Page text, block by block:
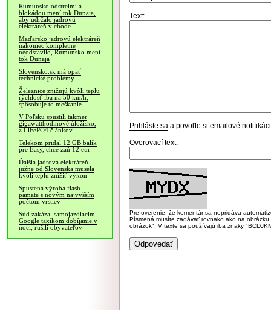
Rumunsko odstrelmi a
blokádou mení tok Dunaja,
aby udržalo jadrovú
elektráreň v chode
Maďarsko jadrovú elektráreň
nakoniec kompletne
neodstavilo, Rumunsko mení
tok Dunaja
Slovensko.sk má opäť
technické problémy
Železnice znižujú kvôli teplu
rýchlosť iba na 50 km/h,
spôsobuje to meškanie
V Poľsku spustili takmer
gigawatthodinové úložisko,
z LiFePO4 článkov
Telekom pridal 12 GB balík
pre Easy, chce zaň 12 eur
Ďalšia jadrová elektráreň
južne od Slovenska musela
kvôli teplu znížiť výkon
Spustená výroba flash
pamäte s novým najvyšším
počtom vrstiev
Súd zakázal samojazdiacim
Google taxíkom dobíjanie v
noci, rušili obyvateľov
Text:
Prihláste sa a povoľte si emailové
Overovací text:
Pre overenie, že komentár sa nepridáva
Písmená musíte zadávať rovnako ako na
obrázok". V texte sa používajú iba znaky